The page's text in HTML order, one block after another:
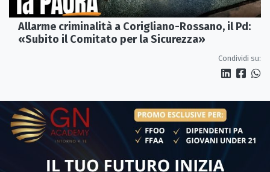
Allarme criminalità a Corigliano-Rossano, il Pd:
«Subito il Comitato per la Sicurezza»
Condividi su: